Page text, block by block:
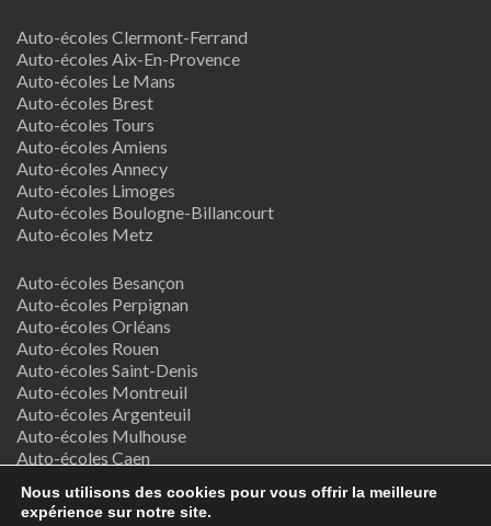
Auto-écoles Clermont-Ferrand
Auto-écoles Aix-En-Provence
Auto-écoles Le Mans
Auto-écoles Brest
Auto-écoles Tours
Auto-écoles Amiens
Auto-écoles Annecy
Auto-écoles Limoges
Auto-écoles Boulogne-Billancourt
Auto-écoles Metz
Auto-écoles Besançon
Auto-écoles Perpignan
Auto-écoles Orléans
Auto-écoles Rouen
Auto-écoles Saint-Denis
Auto-écoles Montreuil
Auto-écoles Argenteuil
Auto-écoles Mulhouse
Auto-écoles Caen
Termes & Conditions
Nous utilisons des cookies pour vous offrir la meilleure
expérience sur notre site.